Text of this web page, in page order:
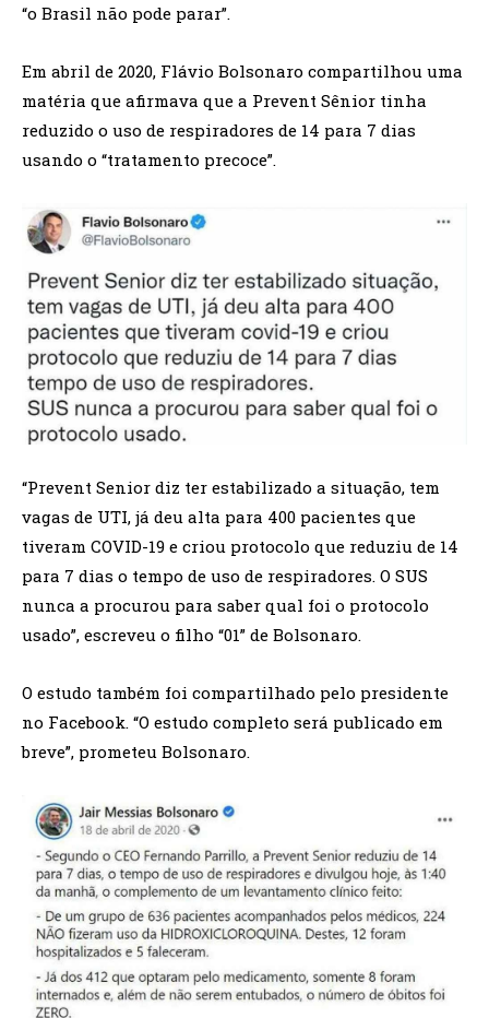
“o Brasil não pode parar”.
Em abril de 2020, Flávio Bolsonaro compartilhou uma
matéria que afirmava que a Prevent Sênior tinha
reduzido o uso de respiradores de 14 para 7 dias
usando o “tratamento precoce”.
“Prevent Senior diz ter estabilizado a situação, tem
vagas de UTI, já deu alta para 400 pacientes que
tiveram COVID-19 e criou protocolo que reduziu de 14
para 7 dias o tempo de uso de respiradores. O SUS
nunca a procurou para saber qual foi o protocolo
usado”, escreveu o filho “01” de Bolsonaro.
O estudo também foi compartilhado pelo presidente
no Facebook. “O estudo completo será publicado em
breve”, prometeu Bolsonaro.